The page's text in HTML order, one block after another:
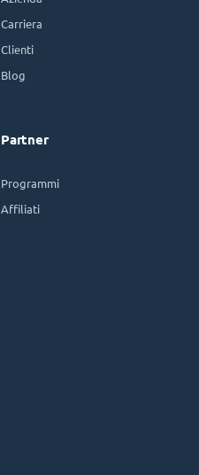
Carriera
Clienti
Blog
Partner
Programmi
Affiliati